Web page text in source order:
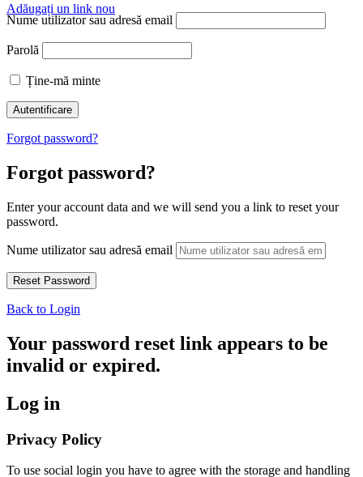
Adăugați un link nou
Nume utilizator sau adresă email
Parolă
Ține-mă minte
Forgot password?
Forgot password?
Enter your account data and we will send you a link to reset your
password.
Nume utilizator sau adresă email
Back to Login
Your password reset link appears to be
invalid or expired.
Log in
Privacy Policy
To use social login you have to agree with the storage and handling